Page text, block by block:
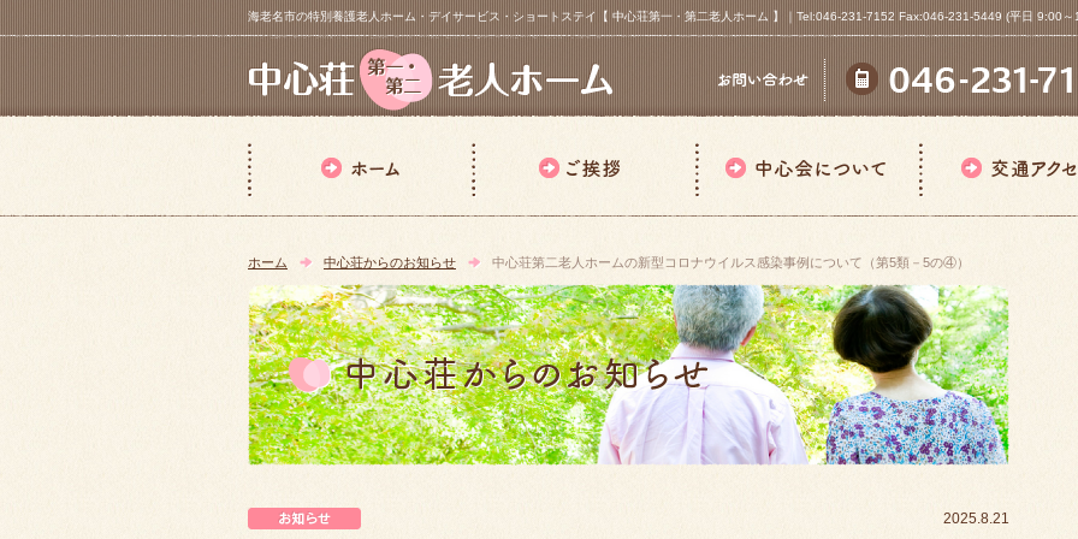
海老名市の特別養護老人ホーム・デイサービス・ショートステイ【 中心荘第一・第二老人ホーム 】｜Tel:046-231-7152 Fax:046-231-5449 (平日 9:00
ホーム 中心荘からのお知らせ 中心荘第二老人ホームの新型コロナウイルス感染事例について（第5類－5の④）
2025.8.21